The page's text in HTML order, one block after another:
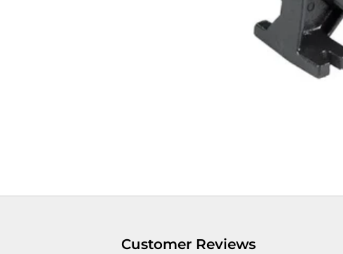
Customer Reviews